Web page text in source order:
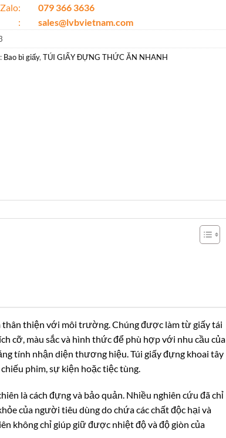
079 366 3636
:
sales@lvbvietnam.com
Bao bì giấy, TÚI GIẤY ĐỰNG THỨC ĂN NHANH
thân thiện với môi trường. Chúng được làm từ giấy tái
cỡ, màu sắc và hình thức để phù hợp với nhu cầu của
tính nhận diện thương hiệu. Túi giấy đựng khoai tây
phim, sự kiện hoặc tiệc tùng.
là cách đựng và bảo quản. Nhiều nghiên cứu đã chỉ
của người tiêu dùng do chứa các chất độc hại và
không chỉ giúp giữ được nhiệt độ và độ giòn của